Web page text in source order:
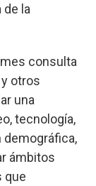
la
consulta
otros
una
tecnología,
demográfica,
ámbitos
que